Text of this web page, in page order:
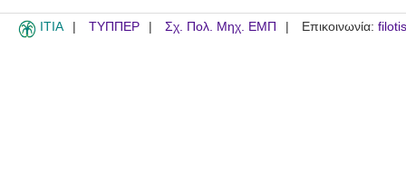
ITIA ΤΥΠΠΕΡ Σχ. Πολ. Μηχ. ΕΜΠ Επικοινωνία: